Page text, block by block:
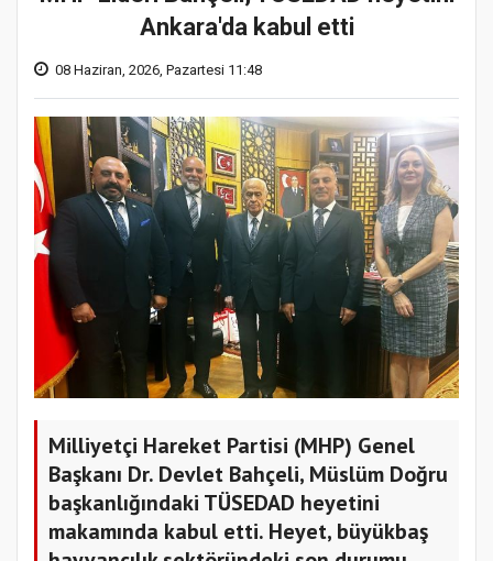
Ankara'da kabul etti
08 Haziran, 2026, Pazartesi 11:48
Milliyetçi Hareket Partisi (MHP) Genel
Başkanı Dr. Devlet Bahçeli, Müslüm Doğru
başkanlığındaki TÜSEDAD heyetini
makamında kabul etti. Heyet, büyükbaş